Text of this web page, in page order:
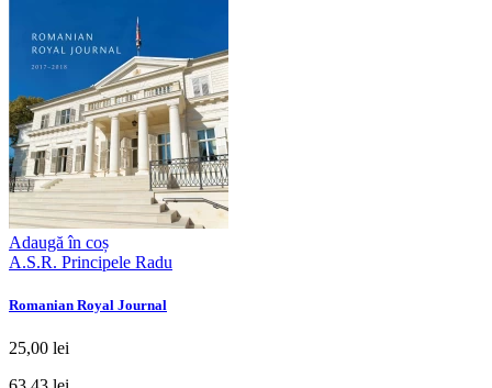
Adaugă în coș
A.S.R. Principele Radu
Romanian Royal Journal
25,00 lei